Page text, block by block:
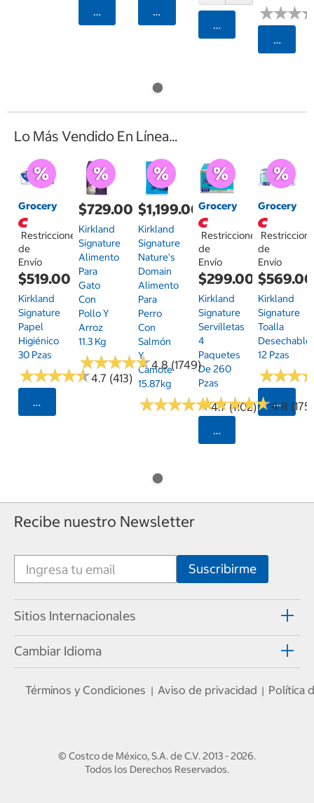
Seleccionar Código Postal
Seleccionar Código Postal
Agregar
★★★
★★★
Lo Más Vendido En Línea...
Grocery
Restricciones
de
Envío
$519.00
Kirkland
Signature
Papel
Higiénico
30 Pzas
★★★★★
★★★★★4.7 (413)
Seleccionar Código Postal
$729.00
Kirkland
Signature
Alimento
Para
Gato
Con
Pollo Y
Arroz
11.3 Kg
★★★★★
★★★★★4.8 (1749)
$1,199.00
Kirkland
Signature
Nature's
Domain
Alimento
Para
Perro
Con
Salmón
Y
Camote
15.87kg
★★★★★
★★★★★4.7 (1102)
Grocery
Restricciones
de
Envío
$299.00
Kirkland
Signature
Servilletas
4
Paquetes
De 260
Pzas
★★★★★
★★★★★4.8 (175)
Seleccionar
Grocery
de
Envío
$569.00
Kirkland
Signature
Toalla
Desechable
12 Pzas
★★★
★★★
Recibe nuestro Newsletter
Sitios Internacionales
Cambiar Idioma
Términos y Condiciones | Aviso de privacidad | Política
© Costco de México, S.A. de C.V.2013 - 2026.
Todos los Derechos Reservados.